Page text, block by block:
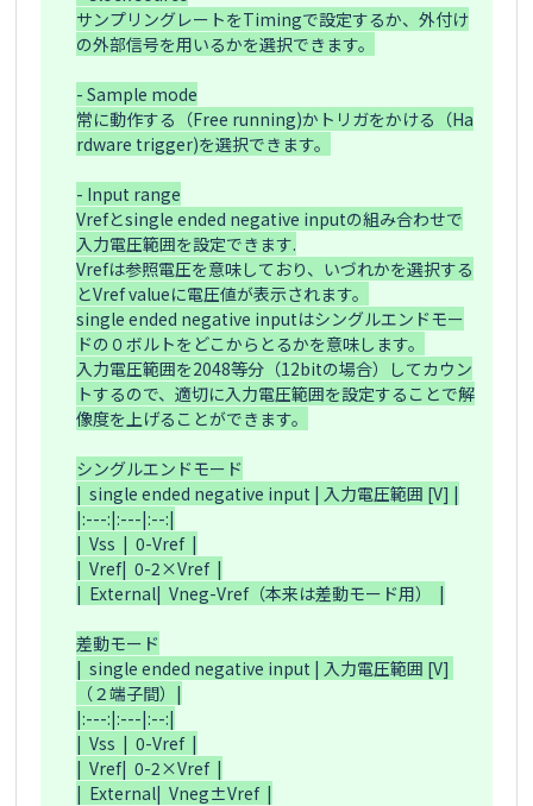
サンプリングレートをTimingで設定するか、外付け
の外部信号を用いるかを選択できます。
- Sample mode
常に動作する（Free running)かトリガをかける（Ha
rdware trigger)を選択できます。
- Input range
Vrefとsingle ended negative inputの組み合わせで
入力電圧範囲を設定できます.
Vrefは参照電圧を意味しており、いづれかを選択する
とVref valueに電圧値が表示されます。
single ended negative inputはシングルエンドモー
ドの０ボルトをどこからとるかを意味します。
入力電圧範囲を2048等分（12bitの場合）してカウン
トするので、適切に入力電圧範囲を設定することで解
像度を上げることができます。
シングルエンドモード
|  single ended negative input | 入力電圧範囲 [V] |
|:---:|:---|:--:|
|  Vss  |  0-Vref  |
|  Vref|  0-2×Vref  |
|  External|  Vneg-Vref（本来は差動モード用）  |
差動モード
|  single ended negative input | 入力電圧範囲 [V]
（２端子間）|
|:---:|:---|:--:|
|  Vss  |  0-Vref  |
|  Vref|  0-2×Vref  |
|  External|  Vneg±Vref  |